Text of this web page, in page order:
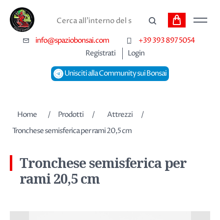
Cerca
info@spaziobonsai.com
+39 393 897 5054
Registrati
Login
Unisciti alla Community sui Bonsai
Carrello
Home / Prodotti / Attrezzi
/
Tronchese semisferica per rami 20,5 cm
Tronchese semisferica per
rami 20,5 cm